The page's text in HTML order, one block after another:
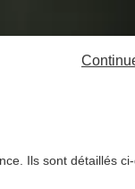
Ils sont détaillés